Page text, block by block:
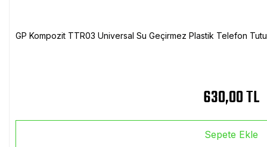
GP Kompozit TTR03 Universal Su Geçirmez Plastik Telefon
630,00 TL
Sepete Ekle